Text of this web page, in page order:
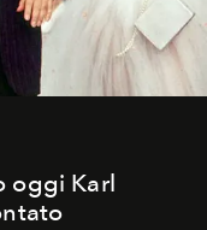
oggi Karl